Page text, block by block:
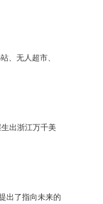
、无人超市、
出浙江万千美
出了指向未来的